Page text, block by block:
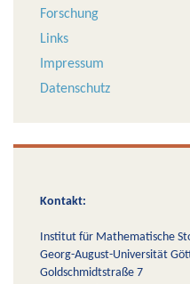
Forschung
Links
Impressum
Datenschutz
Kontakt:
Institut für Mathematische
Georg-August-Universität
Goldschmidtstraße 7